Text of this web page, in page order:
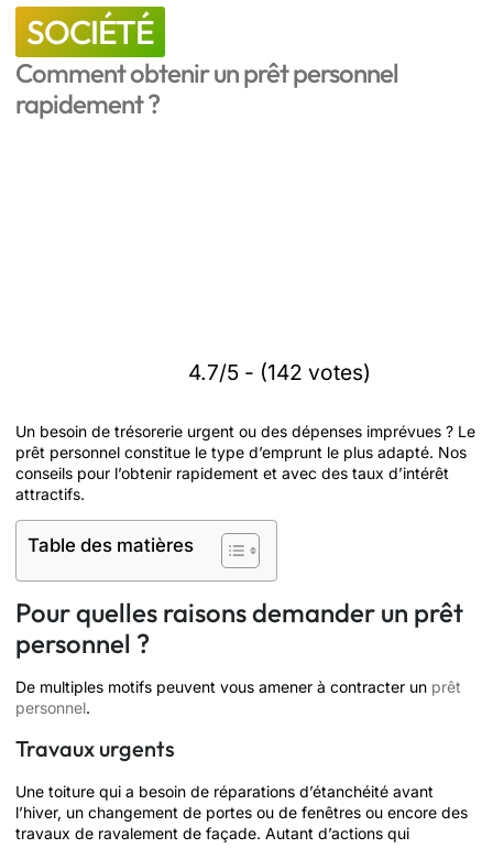
SOCIÉTÉ
Comment obtenir un prêt personnel
rapidement ?
4.7/5 - (142 votes)
Un besoin de trésorerie urgent ou des dépenses imprévues ? Le
prêt personnel constitue le type d’emprunt le plus adapté. Nos
conseils pour l’obtenir rapidement et avec des taux d’intérêt
attractifs.
Table des matières
Pour quelles raisons demander un prêt
personnel ?
De multiples motifs peuvent vous amener à contracter un prêt
personnel.
Travaux urgents
Une toiture qui a besoin de réparations d’étanchéité avant
l’hiver, un changement de portes ou de fenêtres ou encore des
travaux de ravalement de façade. Autant d’actions qui